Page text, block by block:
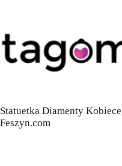
Statuetka Diamenty
Feszyn.com